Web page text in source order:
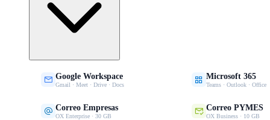
 Google Workspace
Gmail · Meet · Drive · Docs  Microsoft 365
Teams · Outlook · Office
 Correo Empresas
OX Enterprise · 30 GB  Correo PYMES
OX Business · 10 GB